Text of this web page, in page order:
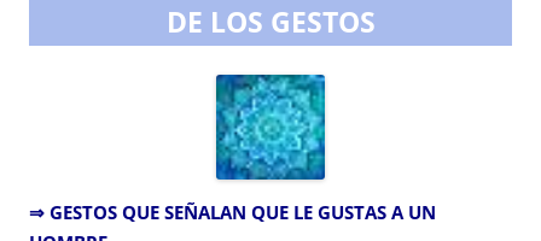
DE LOS GESTOS
⇒ GESTOS QUE SEÑALAN QUE LE GUSTAS A UN